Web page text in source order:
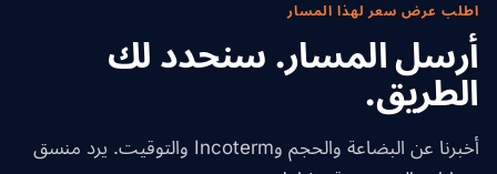
اطلب عرض سعر لهذا المسار
أرسل المسار. سنحدد لك
الطريق.
أخبرنا عن البضاعة والحجم وIncoterm والتوقيت. يرد منسق